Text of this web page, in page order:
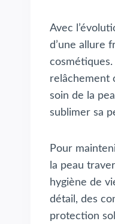
Avec
d’une allure
relâchement
soin de la
sublimer sa
Pour
la peau
hygiène de
détail, des
protection